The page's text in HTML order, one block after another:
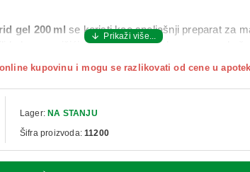
gel 200 ml se koristi kaospoljašnji preparat za
bolova u mišićima, ali i za svakodnevnu
sloj gela na čistu kožu
dok se
puta dnevno, posebno nakon fizičke aktivnosti ili
kupovinu i mogu se razlikovati od cene u
Lager: NA STANJU
Šifra proizvoda: 11200